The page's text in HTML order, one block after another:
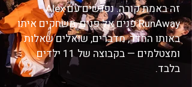
זה באמת קורה. נפגשים עם Alex
RunAway פנים אל פנים, משחקים איתו
באותו החדר, מדברים, שואלים שאלות
ומצטלמים — בקבוצה של 11 ילדים
בלבד.